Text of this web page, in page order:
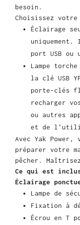
besoin.
Choisissez
Éclairage
uniquement.
port USB ou
Lampe torche
la clé USB
porte-clés
recharger
ou autres
et de
Avec Yak Power,
préparer votre
pêcher.
Ce qui est
Éclairage
Lampe de
Fixation à
Écrou en T